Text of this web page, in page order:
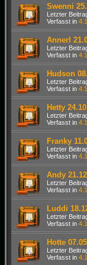
Swenni
Letzter
Verfasst in
Annerl
Letzter
Verfasst in
Hudson
Letzter
Verfasst in
Hetty
Letzter
Verfasst in
Franky
Letzter
Verfasst in
Andy
Letzter
Verfasst in
Luddi
Letzter
Verfasst in
Hotte
Letzter
Verfasst in